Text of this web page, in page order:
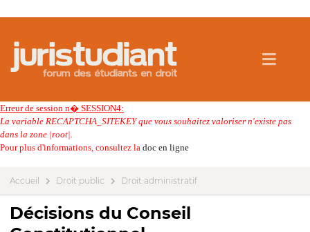
Erreur de session n� SESSION4:
La variable RECAPTCHA_SITEKEY que vous souhaitez valoriser n'existe pas
dans la zone |root|.
Pour plus d'informations, consultez la doc en ligne
Accueil Droit public Droit administratif
Décisions du Conseil